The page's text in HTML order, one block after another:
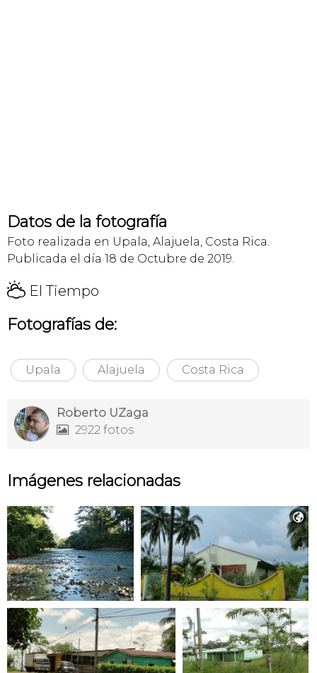
Datos de la fotografía
Foto realizada en Upala, Alajuela, Costa Rica.
Publicada el día 18 de Octubre de 2019.
H El Tiempo
Fotografías de:
Upala Alajuela Costa Rica
Roberto UZaga
 2922 fotos
Imágenes relacionadas
